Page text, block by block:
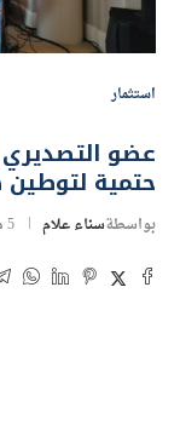
استثمار
عضو
حتمية لتوطين
بواسطةسناء علام 5 مايو 2026 | 2:07 م